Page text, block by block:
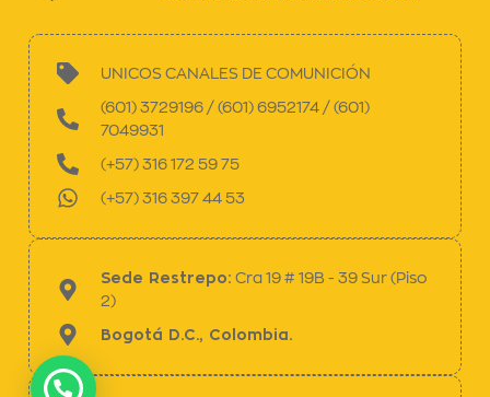
UNICOS CANALES DE COMUNICIÓN
(601) 3729196 / (601) 6952174 / (601)
7049931
(+57) 316 172 59 75
(+57) 316 397 44 53
Sede Restrepo: Cra 19 # 19B - 39 Sur (Piso
2)
Bogotá D.C., Colombia.